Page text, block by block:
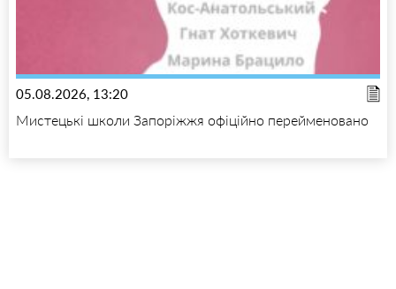
05.08.2026, 13:20
Мистецькі школи Запоріжжя офіційно перейменовано